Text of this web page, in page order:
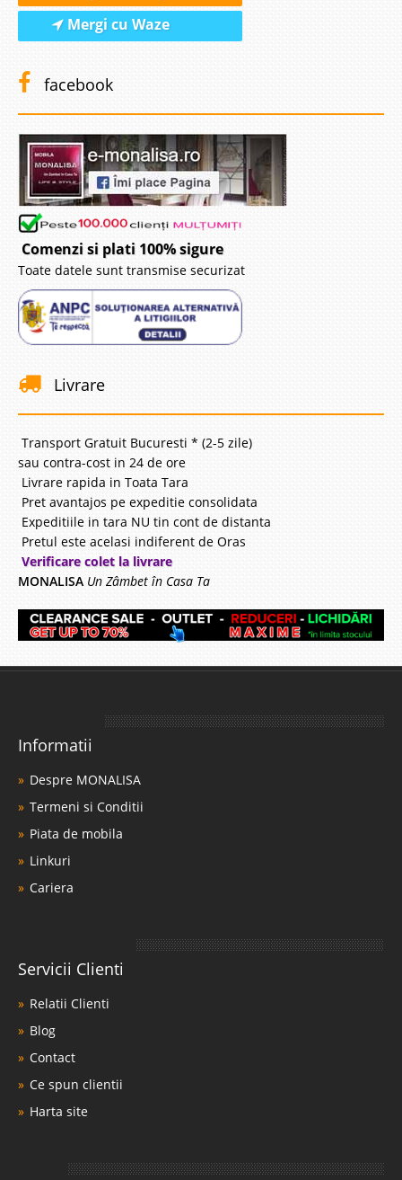
Mergi cu Waze
facebook
Comenzi si plati 100% sigure
Toate datele sunt transmise securizat
Livrare
Transport Gratuit Bucuresti * (2-5 zile)
sau contra-cost in 24 de ore
Livrare rapida in Toata Tara
Pret avantajos pe expeditie consolidata
Expeditiile in tara NU tin cont de distanta
Pretul este acelasi indiferent de Oras
Verificare colet la livrare
MONALISA Un Zâmbet în Casa Ta
Informatii
Despre MONALISA
Termeni si Conditii
Piata de mobila
Linkuri
Cariera
Servicii Clienti
Relatii Clienti
Blog
Contact
Ce spun clientii
Harta site